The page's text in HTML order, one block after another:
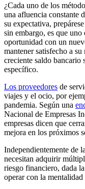
¿Cada uno de los
una afluencia constante
su expectativa,
sin embargo, es que uno
oportunidad con un
mantener satisfecho a
creciente saldo bancario
específico.
Los proveedores de
viajes y el ocio, por
pandemia. Según una
Nacional de Empresas
empresas dicen que
mejora en los próximos
Independientemente de
necesitan adquirir
riesgo financiero, dada
operar con la